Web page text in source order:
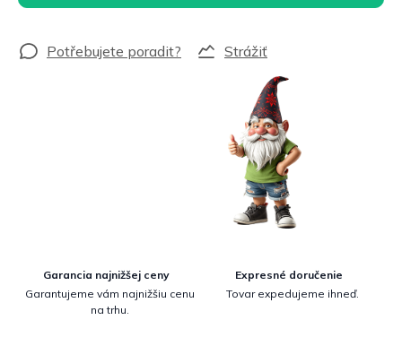
Strážiť
Garancia najnižšej ceny
Garantujeme vám najnižšiu cenu
na trhu.
Expresné doručenie
Tovar expedujeme ihneď.